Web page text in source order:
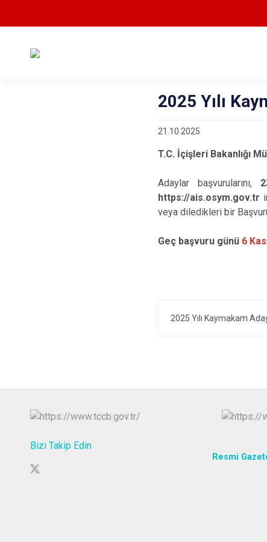
2025 Yılı
21.10.2025
T.C. İçişleri Bakanlığı
Adaylar başvurularını,
https://ais.osym.gov.tr
veya diledikleri bir
Geç başvuru günü 6
2025 Yılı Kaymakam
Bizi Takip Edin
Resmi